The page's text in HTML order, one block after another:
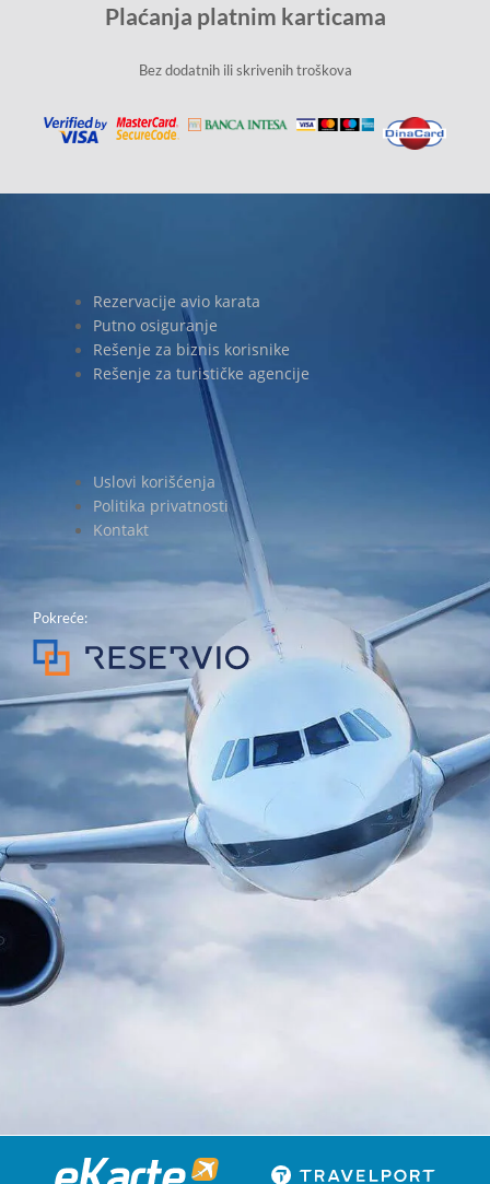
Plaćanja platnim karticama
Bez dodatnih ili skrivenih troškova
Rezervacije avio karata
Putno osiguranje
Rešenje za biznis korisnike
Rešenje za turističke agencije
Uslovi korišćenja
Politika privatnosti
Kontakt
Pokreće: